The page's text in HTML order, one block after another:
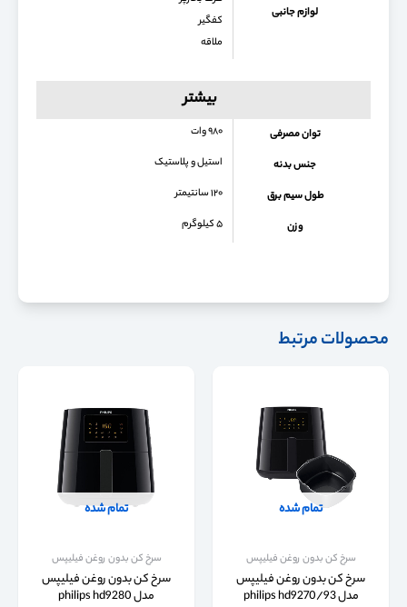
لوازم جانبی
کفگیر
ملاقه
بیشتر
توان مصرفی ۹۸۰ وات
جنس بدنه استیل و پلاستیک
طول سیم برق ۱۲۰ سانتیمتر
وزن ۵ کیلوگرم
محصولات مرتبط
تمام شده
سرخ کن بدون روغن فیلیپس
سرخ کن بدون روغن فیلیپس
مدل philips hd9270/93
تمام شده
سرخ کن بدون روغن فیلیپس
سرخ کن بدون روغن فیلیپس
مدل philips hd9280